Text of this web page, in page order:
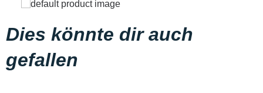
Dies könnte dir auch
gefallen